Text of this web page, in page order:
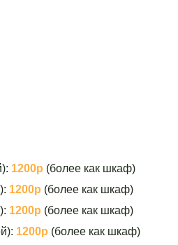
1200р (более как шкаф)
1200р (более как шкаф)
1200р (более как шкаф)
1200р (более как шкаф)